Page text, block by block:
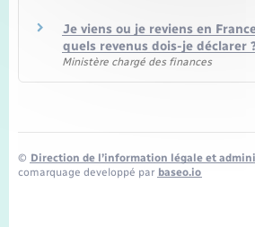
Je viens ou je reviens en
quels revenus dois-je déclarer
Ministère chargé des finances
© Direction de l’information légale et
comarquage developpé par baseo.io